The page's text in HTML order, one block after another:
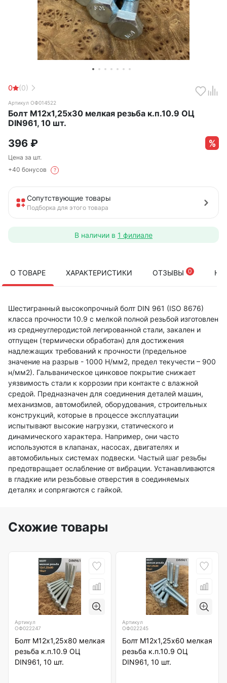
0 (0)
Артикул ОФ014522
Болт М12х1,25х30 мелкая резьба к.п.10.9 ОЦ
DIN961, 10 шт.
396 ₽
Цена за шт.
+40 бонусов
?
Сопутствующие товары
Подборка для этого товара
В наличии в 1 филиале
О ТОВАРЕ ХАРАКТЕРИСТИКИ ОТЗЫВЫ 0
Шестигранный высокопрочный болт DIN 961 (ISO 8676)
класса прочности 10.9 с мелкой полной резьбой изготовлен
из среднеуглеродистой легированной стали, закален и
отпущен (термически обработан) для достижения
надлежащих требований к прочности (предельное
значение на разрыв - 1000 Н/мм2, предел текучести – 900
н/мм2). Гальваническое цинковое покрытие снижает
уязвимость стали к коррозии при контакте с влажной
средой. Предназначен для соединения деталей машин,
механизмов, автомобилей, оборудования, строительных
конструкций, которые в процессе эксплуатации
испытывают высокие нагрузки, статического и
динамического характера. Например, они часто
используются в клапанах, насосах, двигателях и
автомобильных системах подвески. Частый шаг резьбы
предотвращает ослабление от вибрации. Устанавливаются
в гладкие или резьбовые отверстия в соединяемых
деталях и сопрягаются с гайкой.
Схожие товары
Артикул
ОФ022247
Болт М12х1,25х80 мелкая
резьба к.п.10.9 ОЦ
DIN961, 10 шт.
Артикул
ОФ022245
Болт М12х1,25х60 мелкая
резьба к.п.10.9 ОЦ
DIN961, 10 шт.